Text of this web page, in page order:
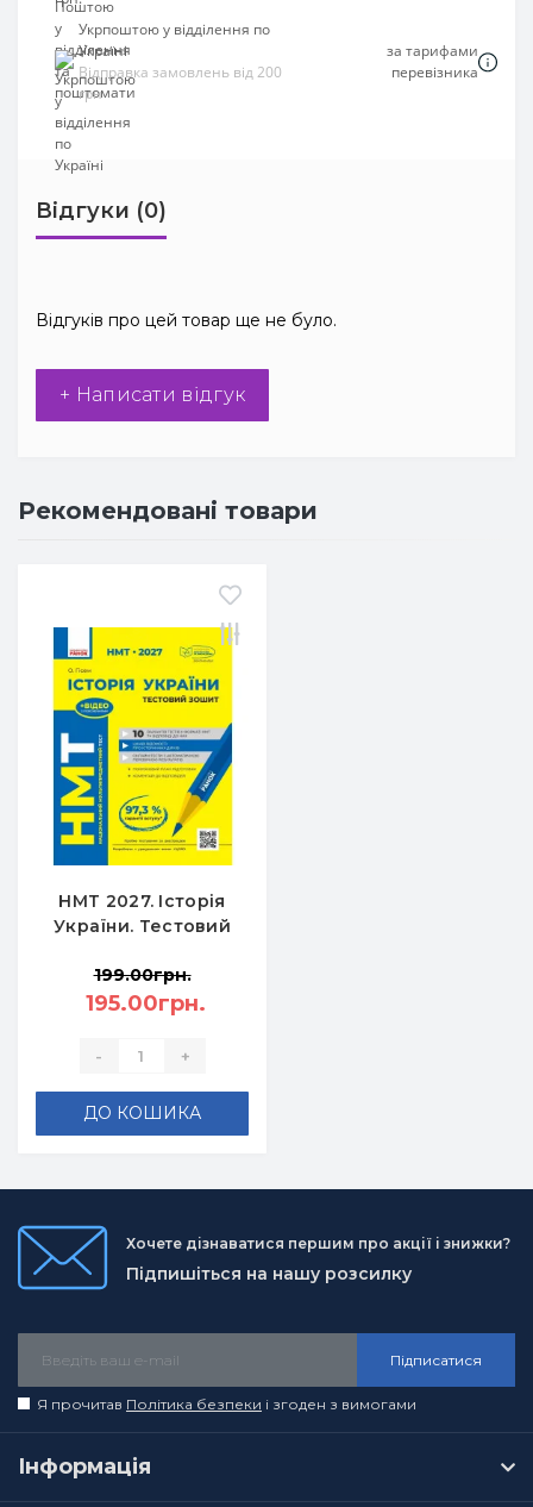
Укрпоштою у відділення по
Україні
Відправка замовлень від 200
грн
за тарифами
перевізника
Відгуки (0)
Відгуків про цей товар ще не було.
+ Написати відгук
Рекомендовані товари
НМТ 2027. Історія
України. Тестовий
199.00грн.
195.00грн.
- +
ДО КОШИКА
Хочете дізнаватися першим про акції і знижки?
Підпишіться на нашу розсилку
Підписатися
Я прочитав Політика безпеки і згоден з вимогами
Інформація